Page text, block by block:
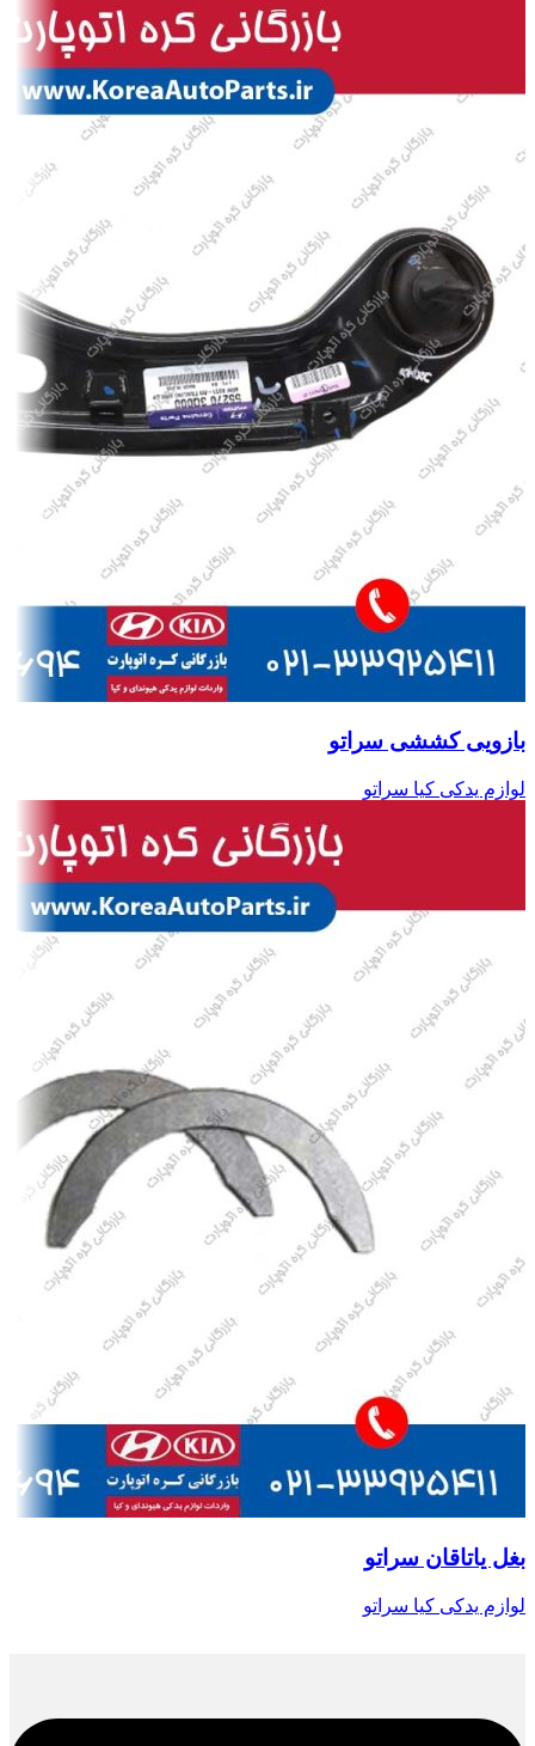
بازویی کششی سراتو
لوازم یدکی کیا سراتو
بغل یاتاقان سراتو
لوازم یدکی کیا سراتو